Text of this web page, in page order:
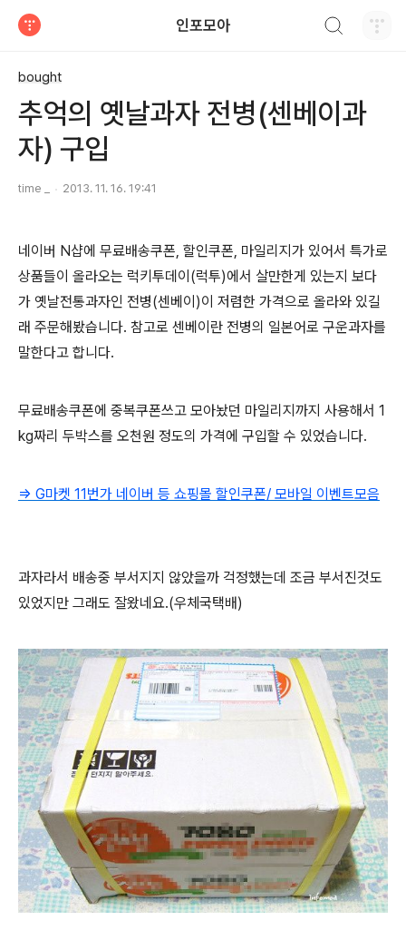
인포모아
bought
추억의 옛날과자 전병(센베이과
자) 구입
time _ 2013. 11. 16. 19:41
네이버 N샵에 무료배송쿠폰, 할인쿠폰, 마일리지가 있어서 특가로
상품들이 올라오는 럭키투데이(럭투)에서 살만한게 있는지 보다
가 옛날전통과자인 전병(센베이)이 저렴한 가격으로 올라와 있길
래 주문해봤습니다. 참고로 센베이란 전병의 일본어로 구운과자를
말한다고 합니다.
무료배송쿠폰에 중복쿠폰쓰고 모아놨던 마일리지까지 사용해서 1
kg짜리 두박스를 오천원 정도의 가격에 구입할 수 있었습니다.
⇒ G마켓 11번가 네이버 등 쇼핑몰 할인쿠폰/ 모바일 이벤트모음
과자라서 배송중 부서지지 않았을까 걱정했는데 조금 부서진것도
있었지만 그래도 잘왔네요.(우체국택배)